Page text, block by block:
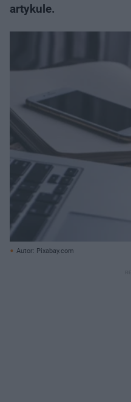
artykule.
Autor: Pixabay.com